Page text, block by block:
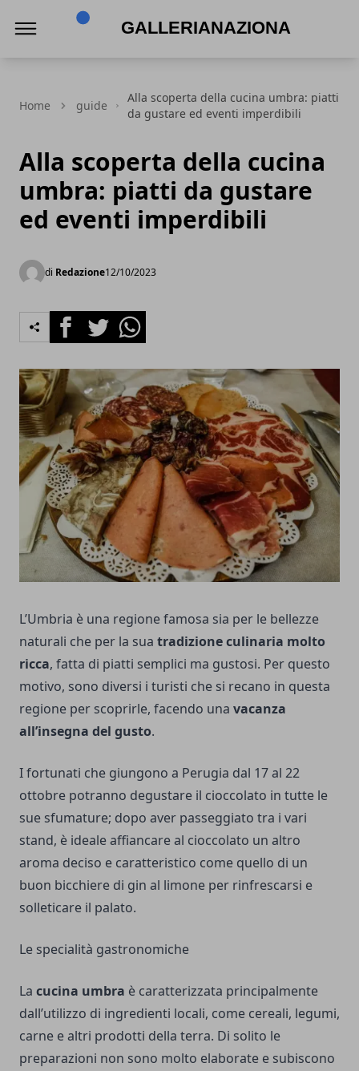
Home guide
Alla scoperta della cucina umbra: piatti
da gustare ed eventi imperdibili
Alla scoperta della cucina
umbra: piatti da gustare
ed eventi imperdibili
di Redazione12/10/2023
FacebookTwitterWhatsapp
L’Umbria è una regione famosa sia per le bellezze
naturali che per la sua tradizione culinaria molto
ricca, fatta di piatti semplici ma gustosi. Per questo
motivo, sono diversi i turisti che si recano in questa
regione per scoprirle, facendo una vacanza
all’insegna del gusto.
I fortunati che giungono a Perugia dal 17 al 22
ottobre potranno degustare il cioccolato in tutte le
sue sfumature; dopo aver passeggiato tra i vari
stand, è ideale affiancare al cioccolato un altro
aroma deciso e caratteristico come quello di un
buon bicchiere di gin al limone per rinfrescarsi e
solleticare il palato.
Le specialità gastronomiche
La cucina umbra è caratterizzata principalmente
dall’utilizzo di ingredienti locali, come cereali, legumi,
carne e altri prodotti della terra. Di solito le
preparazioni non sono molto elaborate e subiscono